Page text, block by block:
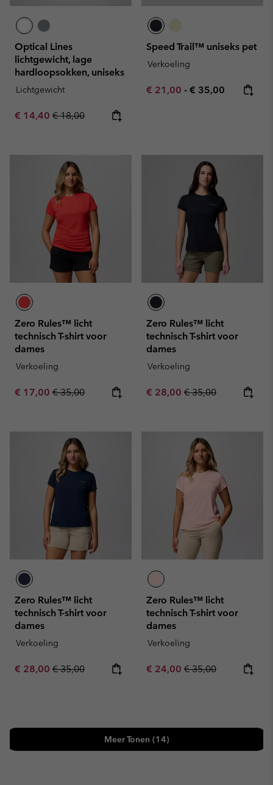
Optical Lines
lichtgewicht, lage
hardloopsokken, uniseks
Lichtgewicht
Sale price:
€ 14,40 Regular price:
€ 18,00
Speed Trail™ uniseks pet
Verkoeling
Minimum sale price:
€ 21,00 - Maximum price:
€ 35,00
Zero Rules™ licht
technisch T-shirt voor
dames
Verkoeling
Sale price:
€ 17,00 Regular price:
€ 35,00
Zero Rules™ licht
technisch T-shirt voor
dames
Verkoeling
Sale price:
€ 28,00 Regular price:
€ 35,00
Zero Rules™ licht
technisch T-shirt voor
dames
Verkoeling
Sale price:
€ 28,00 Regular price:
€ 35,00
Zero Rules™ licht
technisch T-shirt voor
dames
Verkoeling
Sale price:
€ 24,00 Regular price:
€ 35,00
Meer Tonen (14)